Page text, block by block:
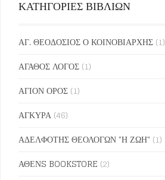
ΚΑΤΗΓΟΡΙΕΣ ΒΙΒΛΙΩΝ
ΑΓ. ΘΕΟΔΟΣΙΟΣ Ο ΚΟΙΝΟΒΙΑΡΧΗΣ (1)
ΑΓΑΘΟΣ ΛΟΓΟΣ (1)
ΑΓΙΟΝ ΟΡΟΣ (1)
ΑΓΚΥΡΑ (46)
ΑΔΕΛΦΟΤΗΣ ΘΕΟΛΟΓΩΝ "Η ΖΩΗ" (1)
ΑΘΕΝS BOOKSTORE (2)